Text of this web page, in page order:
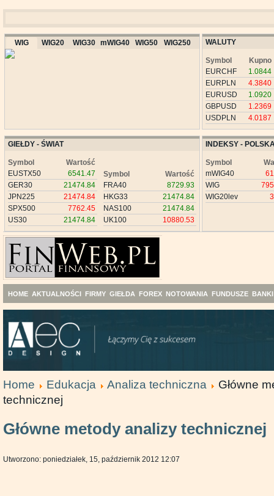
WIG WIG20 WIG30 mWIG40 WIG50 WIG250 WALUTY
Symbol
Kupno
EURCHF
1.0844
EURPLN
4.3840
EURUSD
1.0920
GBPUSD
1.2369
USDPLN
4.0187
GIEŁDY - ŚWIAT
Symbol
Wartość
EUSTX50
6541.47
GER30
21474.84
JPN225
21474.84
SPX500
7762.45
US30
21474.84
Symbol
Wartość
FRA40
8729.93
HKG33
21474.84
NAS100
21474.84
UK100
10880.53
INDEKSY -
Symbol
mWIG40
WIG
WIG20lev
HOME AKTUALNOŚCI FIRMY GIEŁDA FOREX NOTOWANIA FUNDUSZE BANKI
Home Edukacja Analiza techniczna
Główne
technicznej
Główne metody analizy technicznej
Utworzono: poniedziałek, 15, październik 2012 12:07